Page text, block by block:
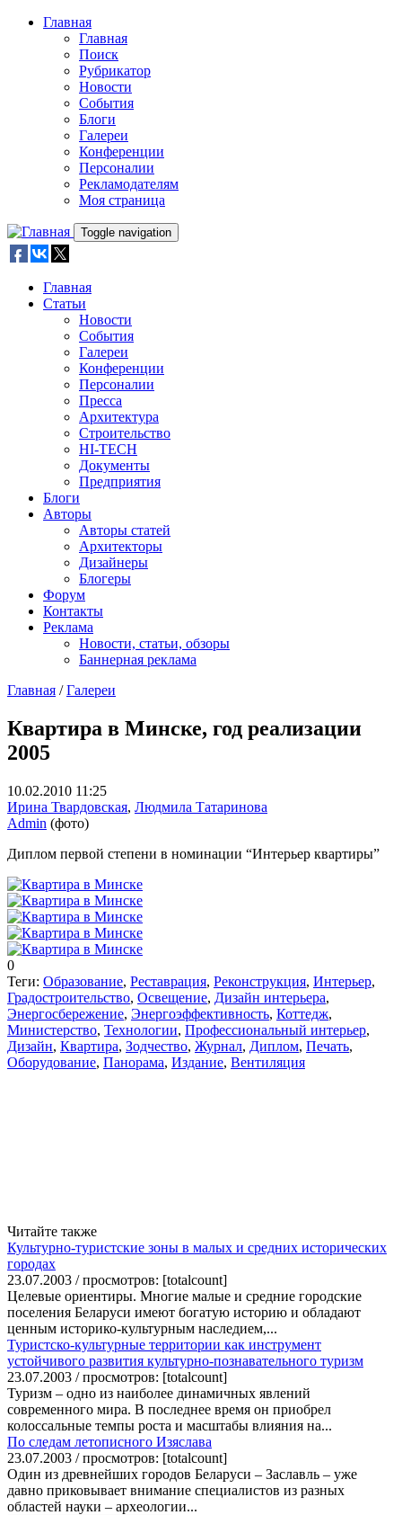
Skip to main content
Главная
Главная
Поиск
Рубрикатор
Новости
События
Блоги
Галереи
Конференции
Персоналии
Рекламодателям
Моя страница
Toggle navigation
Главная
Статьи
Новости
События
Галереи
Конференции
Персоналии
Пресса
Архитектура
Строительство
HI-TECH
Документы
Предприятия
Блоги
Авторы
Авторы статей
Архитекторы
Дизайнеры
Блогеры
Форум
Контакты
Реклама
Новости, статьи, обзоры
Баннерная реклама
Главная / Галереи
Квартира в Минске, год реализации
2005
10.02.2010 11:25
Ирина Твардовская, Людмила Татаринова
Admin (фото)
Диплом первой степени в номинации “Интерьер квартиры”
0
Теги: Образование, Реставрация, Реконструкция, Интерьер,
Градостроительство, Освещение, Дизайн интерьера,
Энергосбережение, Энергоэффективность, Коттедж,
Министерство, Технологии, Профессиональный интерьер,
Дизайн, Квартира, Зодчество, Журнал, Диплом, Печать,
Оборудование, Панорама, Издание, Вентиляция
Читайте также
Культурно-туристские зоны в малых и средних исторических
городах
23.07.2003 / просмотров: [totalcount]
Целевые ориентиры. Многие малые и средние городские
поселения Беларуси имеют богатую историю и обладают
ценным историко-культурным наследием,...
Туристско-культурные территории как инструмент
устойчивого развития культурно-познавательного туризм
23.07.2003 / просмотров: [totalcount]
Туризм – одно из наиболее динамичных явлений
современного мира. В последнее время он приобрел
колоссальные темпы роста и масштабы влияния на...
По следам летописного Изяслава
23.07.2003 / просмотров: [totalcount]
Один из древнейших городов Беларуси – Заславль – уже
давно приковывает внимание специалистов из разных
областей науки – археологии...